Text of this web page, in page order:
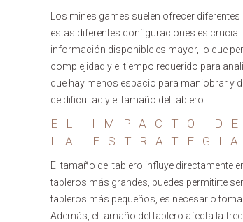
Los mines games suelen ofrecer
estas diferentes configuraciones es crucial
información disponible es mayor, lo que
complejidad y el tiempo requerido para
que hay menos espacio para maniobrar y
de dificultad y el tamaño del tablero.
EL IMPACTO
LA ESTRATEGIA
El tamaño del tablero influye directamente
tableros más grandes, puedes permitirte
tableros más pequeños, es necesario
Además, el tamaño del tablero afecta la